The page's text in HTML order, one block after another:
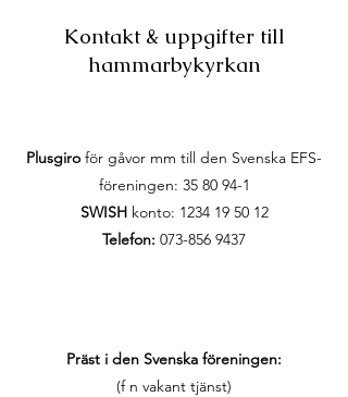
Kontakt & uppgifter till
hammarbykyrkan
Plusgiro för gåvor mm till den Svenska EFS-
föreningen: 35 80 94-1
SWISHkonto: 1234 19 50 12
Telefon: 073-856 9437
Präst i den Svenska föreningen:
(f n vakant tjänst)